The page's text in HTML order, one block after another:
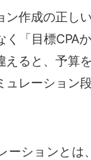
ン作成の正し
「目標CPA
えると、予算
ュレーション
ーションとは